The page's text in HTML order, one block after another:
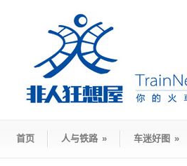
首页 人与铁路 » 车迷好图 »